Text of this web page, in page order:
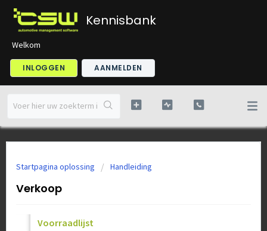
Kennisbank
Welkom
INLOGGEN AANMELDEN
Startpagina oplossing Handleiding
Verkoop
Voorraadlijst